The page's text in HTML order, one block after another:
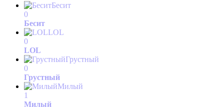
Бесит
0
Бесит
LOL
0
LOL
Грустный
0
Грустный
Милый
1
Милый